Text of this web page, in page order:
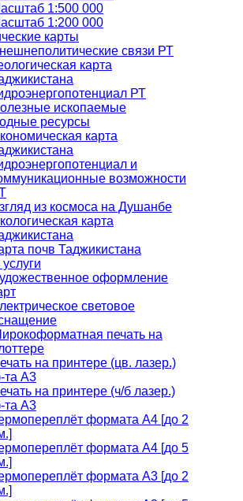
1:500 000
1:200 000
карты
связи РТ
карта
РТ
ископаемые
ресурсы
карта
и
возможности
из космоса на Душанбе
карта
почв Таджикистана
оформление
световое
печать на
на принтере (цв. лазер.)
та А3
на принтере (ч/б лазер.)
та А3
формата А4 [до 2
формата А4 [до 5
формата А3 [до 2